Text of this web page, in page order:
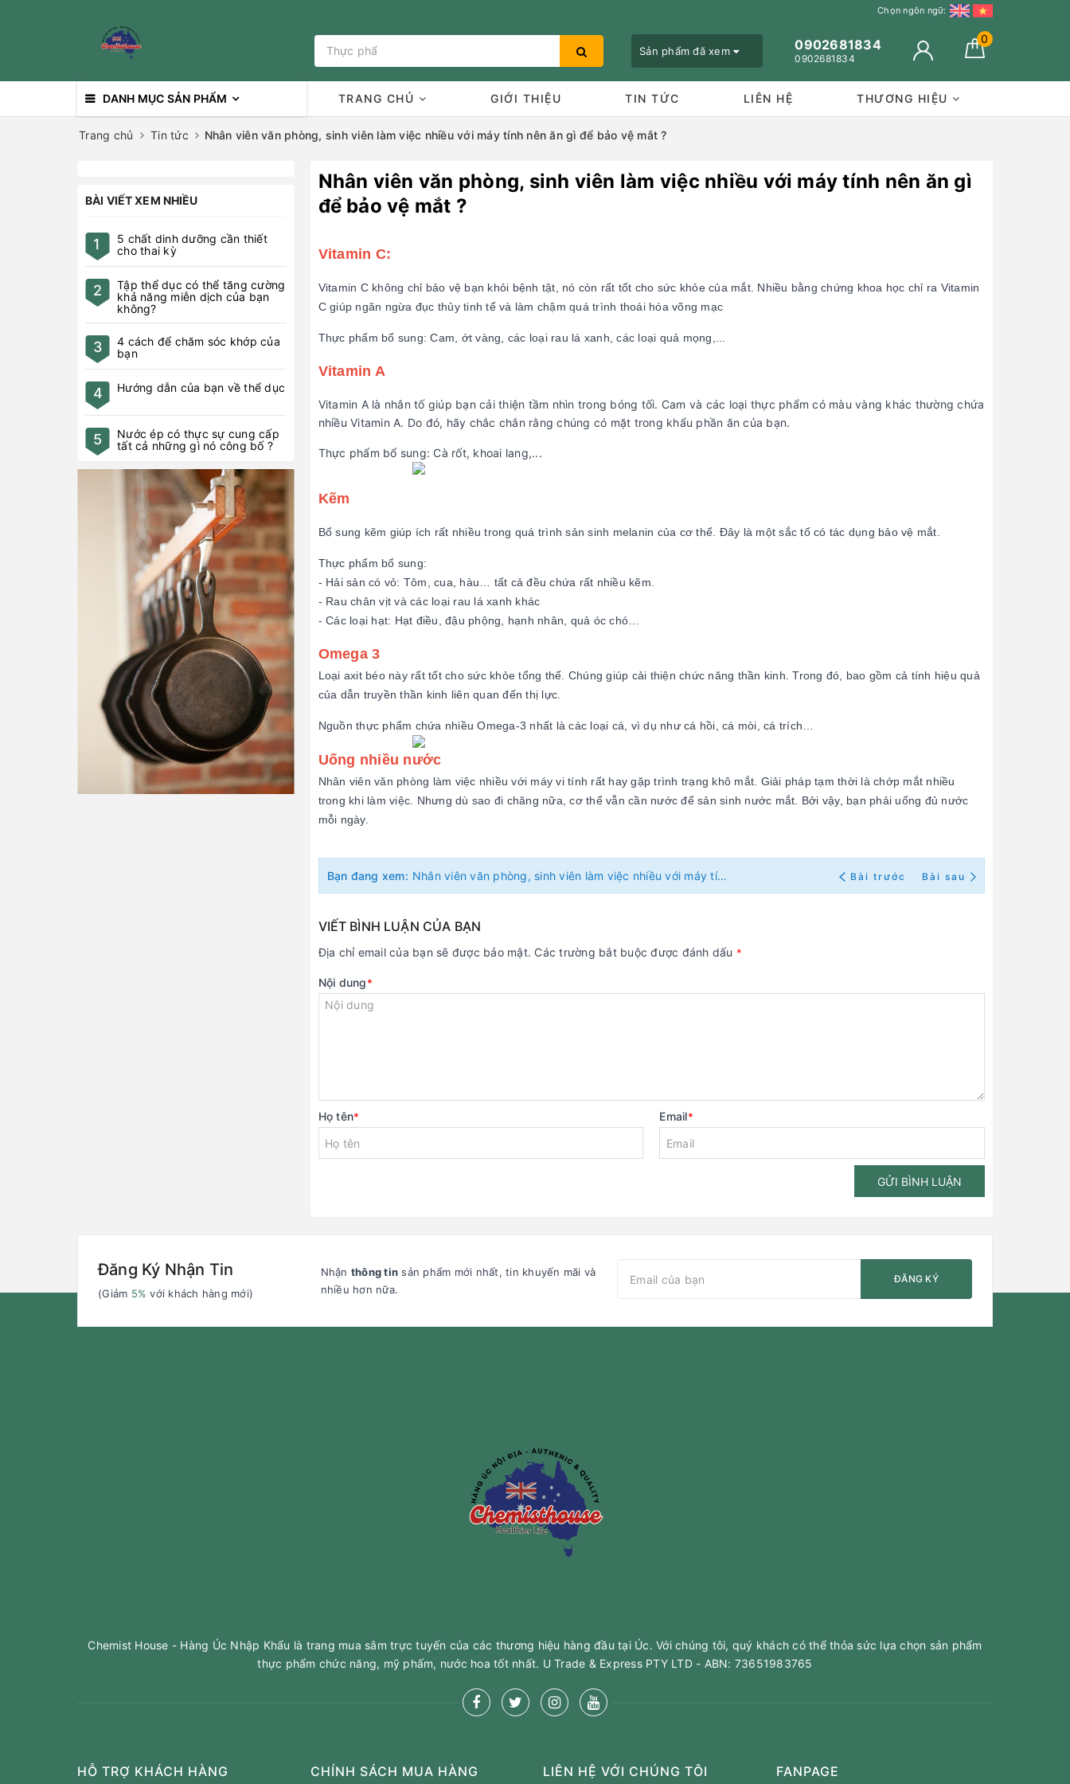
Chọn ngôn ngữ:
Sản phẩm đã xem
Bạn chưa xem sản phẩm nào
0902681834
0902681834
0
DANH MỤC SẢN PHẨM TRANG CHỦ GIỚI THIỆU TIN TỨC LIÊN HỆ THƯƠNG HIỆU
Trang chủ Tin tức Nhân viên văn phòng, sinh viên làm việc nhiều với máy tính nên ăn gì để bảo vệ mắt ?
Nhân viên văn phòng, sinh viên làm việc nhiều với máy tính nên ăn gì
để bảo vệ mắt ?
Vitamin C:
Vitamin C không chỉ bảo vệ bạn khỏi bệnh tật, nó còn rất tốt cho sức khỏe của mắt. Nhiều bằng chứng khoa học chỉ ra Vitamin
C giúp ngăn ngừa đục thủy tinh tể và làm chậm quá trình thoái hóa võng mạc
Thực phẩm bổ sung: Cam, ớt vàng, các loại rau lá xanh, các loại quả mọng,...
Vitamin A
Vitamin A là nhân tố giúp bạn cải thiện tầm nhìn trong bóng tối. Cam và các loại thực phẩm có màu vàng khác thường chứa
nhiều Vitamin A. Do đó, hãy chắc chắn rằng chúng có mặt trong khẩu phần ăn của bạn.
Thực phẩm bổ sung: Cà rốt, khoai lang,...
Kẽm
Bổ sung kẽm giúp ích rất nhiều trong quá trình sản sinh melanin của cơ thể. Đây là một sắc tố có tác dụng bảo vệ mắt.
Thực phẩm bổ sung:
- Hải sản có vỏ: Tôm, cua, hàu… tất cả đều chứa rất nhiều kẽm.
- Rau chân vịt và các loại rau lá xanh khác
- Các loại hạt: Hạt điều, đậu phộng, hạnh nhân, quả óc chó…
Omega 3
Loại axit béo này rất tốt cho sức khỏe tổng thế. Chúng giúp cải thiện chức năng thần kinh. Trong đó, bao gồm cả tính hiệu quả
của dẫn truyền thần kinh liên quan đến thị lực.
Nguồn thực phẩm chứa nhiều Omega-3 nhất là các loại cá, vì dụ như cá hồi, cá mòi, cá trích…
Uống nhiều nước
Nhân viên văn phòng làm việc nhiều với máy vi tính rất hay gặp trình trạng khô mắt. Giải pháp tạm thời là chớp mắt nhiều
trong khi làm việc. Nhưng dù sao đi chăng nữa, cơ thể vẫn cần nước để sản sinh nước mắt. Bởi vậy, bạn phải uống đủ nước
mỗi ngày.
Bạn đang xem: Nhân viên văn phòng, sinh viên làm việc nhiều với máy tính nên ăn gì để bảo vệ mắt ? Bài trước Bài sau
VIẾT BÌNH LUẬN CỦA BẠN
Địa chỉ email của bạn sẽ được bảo mật. Các trường bắt buộc được đánh dấu *
Nội dung*
Họ tên* Email*
GỬI BÌNH LUẬN
2
Tập thể dục có thể tăng cường
khả năng miễn dịch của bạn
Đăng Ký Nhận Tin
(Giảm 5% với khách hàng mới)
Nhận thông tin sản phẩm mới nhất, tin khuyến mãi và
nhiều hơn nữa.
ĐĂNG KÝ
Chemist House - Hàng Úc Nhập Khẩu là trang mua sắm trực tuyến của các thương hiệu hàng đầu tại Úc. Với chúng tôi, quý khách có thể thỏa sức lựa chọn sản phẩm
thực phẩm chức năng, mỹ phấm, nước hoa tốt nhất. U Trade & Express PTY LTD - ABN: 73651983765
HỖ TRỢ KHÁCH HÀNG CHÍNH SÁCH MUA HÀNG LIÊN HỆ VỚI CHÚNG TÔI FANPAGE